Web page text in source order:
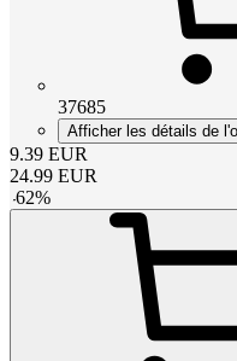
37685
Afficher les détails de
9.39 EUR
24.99 EUR
-62%